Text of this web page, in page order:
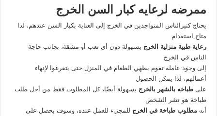
ممرضه لرعايه كبار السن الخرج
يحتاج كثيرالناس المتواجدين في الخرج إلى العناية بكبار السن عندهم، لذا
متاح استقدام
رعاية طبية منزلية الخرج بسهولة دون أي تعب أو مشقة، بجانب حاجة
الناس في الخرج
إلى وجود عاملة تقوم بطهي الطعام في المنزل حتى يتفرغوا لإنهاء
أعمالهم، لذا يمكن الحصول
علىطباخه بالشهر بالخرج بسهولة أيضًا، كل المطلوب فقط من أجل طلب
طباخة هو نشر الشخص
أنهمطلوب طباخة في الخرج للمجيء للعمل عنده، وسوف يحصل على